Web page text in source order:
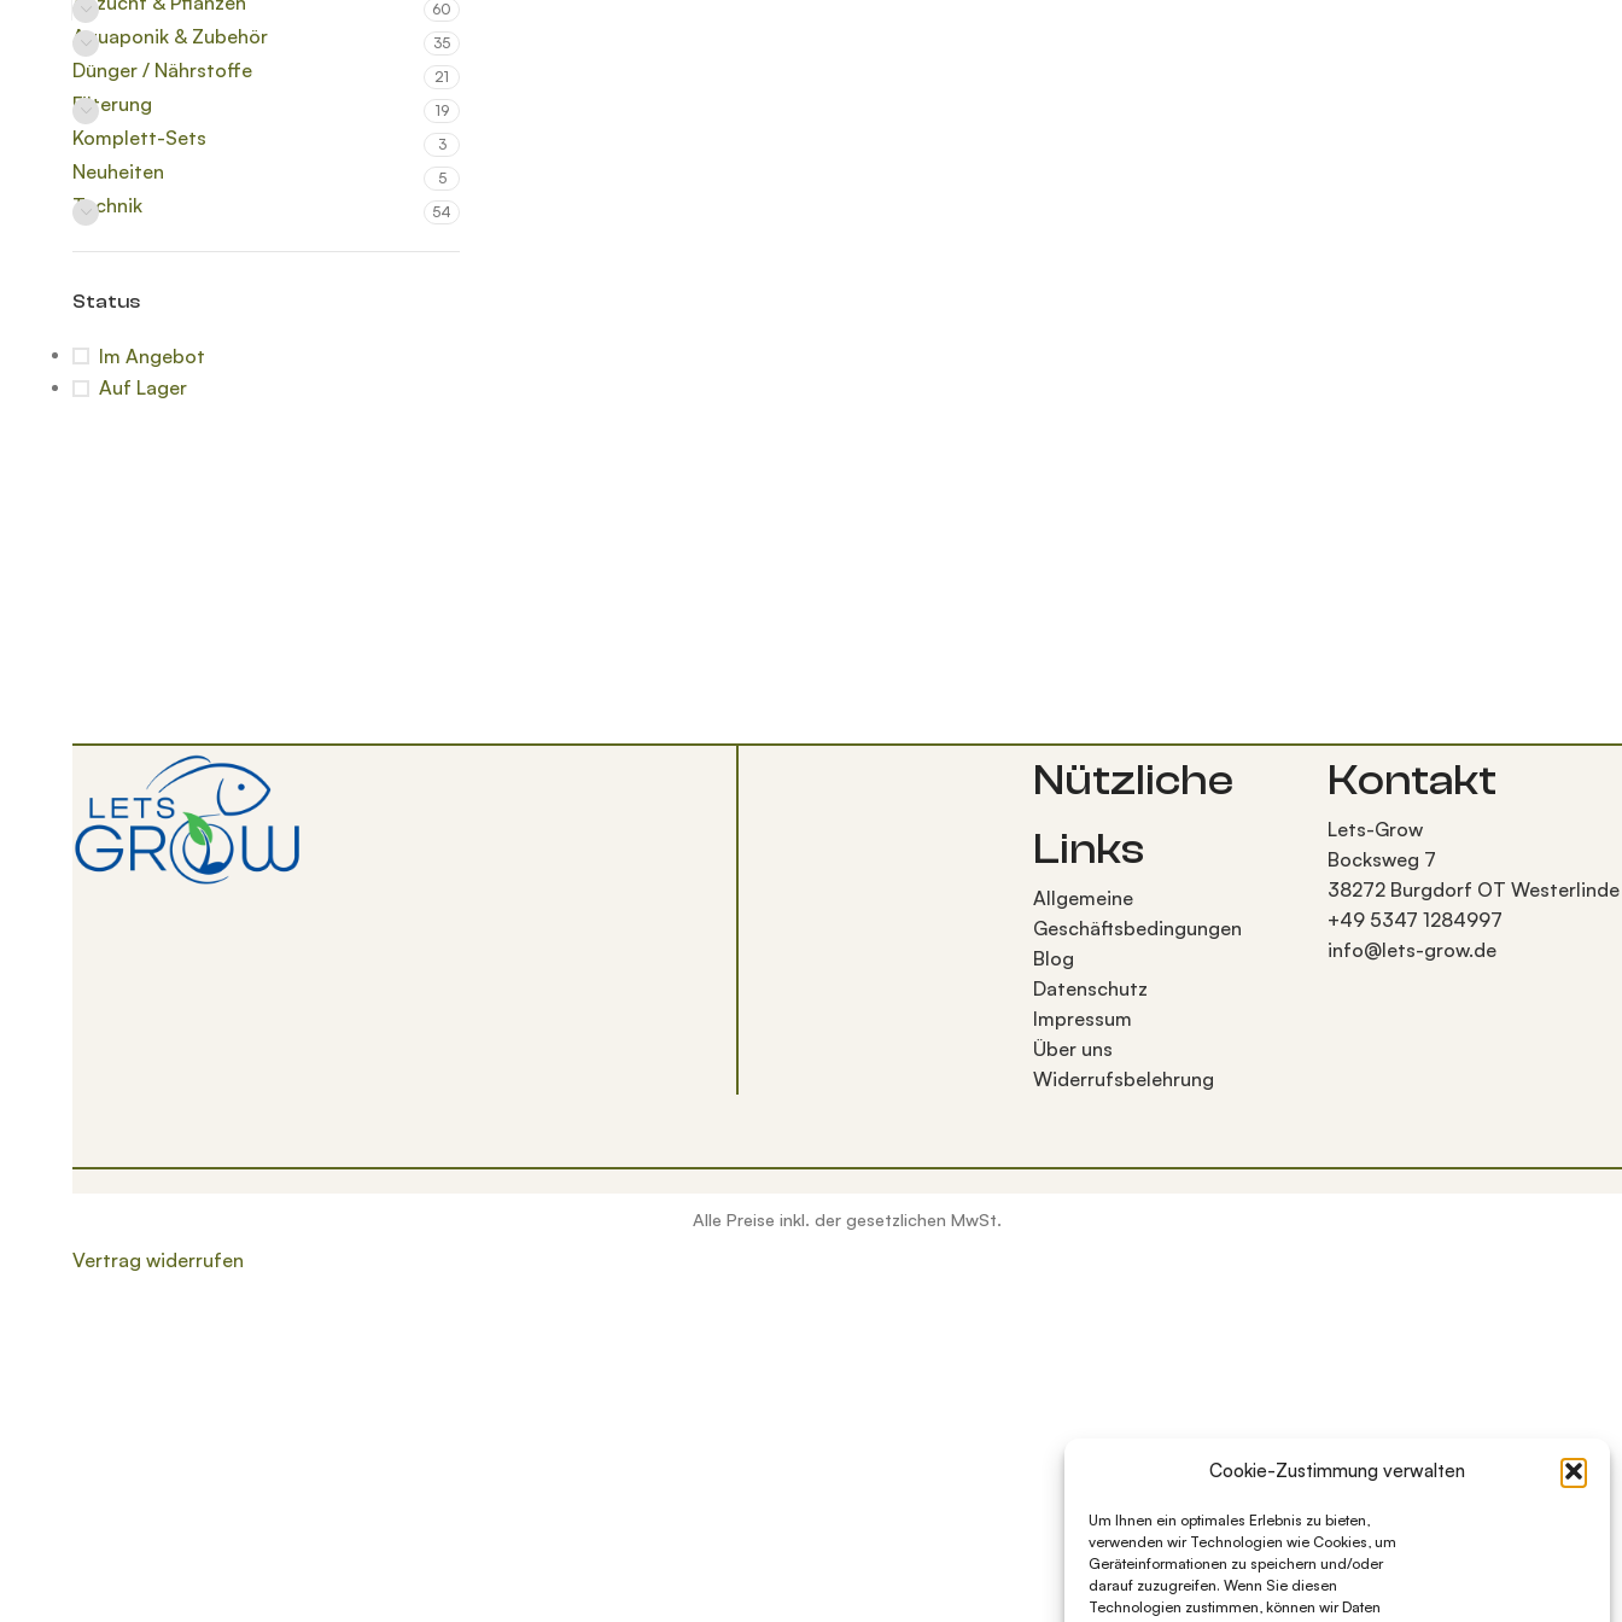
Cookie-Zustimmung verwalten
Um Ihnen ein optimales Erlebnis zu bieten,
verwenden wir Technologien wie Cookies, um
Geräteinformationen zu speichern und/oder
darauf zuzugreifen. Wenn Sie diesen
Technologien zustimmen, können wir Daten
60
Aquaponik & Zubehör 35
Dünger / Nährstoffe 21
Filterung 19
Komplett-Sets 3
Neuheiten 5
Technik 54
Status
Im Angebot
Auf Lager
Nützliche
Links
Allgemeine
Geschäftsbedingungen
Blog
Datenschutz
Impressum
Über uns
Widerrufsbelehrung
Kontakt
Lets-Grow
Bocksweg 7
38272 Burgdorf OT Westerlinde
+49 5347 1284997
info@lets-grow.de
Alle Preise inkl. der gesetzlichen MwSt.
Vertrag widerrufen